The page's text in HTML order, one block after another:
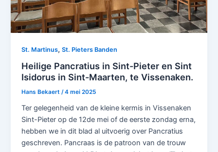
St. Martinus,St. Pieters Banden
Heilige Pancratius in Sint-Pieter en Sint
Isidorus in Sint-Maarten, te Vissenaken.
Hans Bekaert/4 mei 2025
Ter gelegenheid van de kleine kermis in Vissenaken
Sint-Pieter op de 12de mei of de eerste zondag erna,
hebben we in dit blad al uitvoerig over Pancratius
geschreven. Pancraas is de patroon van de trouw